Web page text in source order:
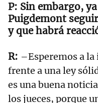
Sin embargo,
Puigdemont
y que habrá
–Esperemos a
frente a una ley
es una buena
los jueces, porque